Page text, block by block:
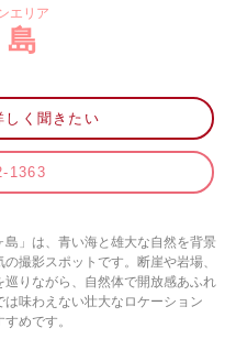
エリア
しく聞きたい
1363
」は、青い海と雄大な自然を背景
撮影スポットです。断崖や岩場、
りながら、自然体で開放感あふれ
味わえない壮大なロケーション
めです。